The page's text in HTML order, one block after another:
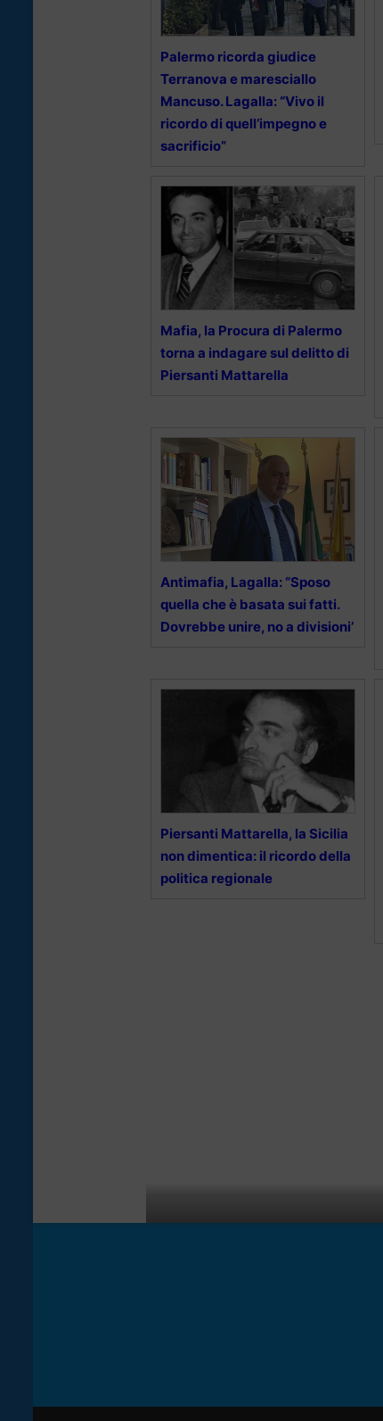
Palermo ricorda giudice
Terranova e maresciallo
Mancuso. Lagalla: “Vivo il
ricordo di quell’impegno e
sacrificio”
Mafia, la Procura di Palermo
torna a indagare sul delitto di
Piersanti Mattarella
Antimafia, Lagalla: “Sposo
quella che è basata sui fatti.
Dovrebbe unire, no a divisioni’
Piersanti Mattarella, la Sicilia
non dimentica: il ricordo della
politica regionale